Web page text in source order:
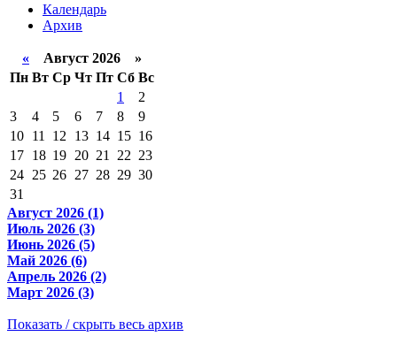
Календарь
Архив
« Август 2026 »
Пн Вт Ср Чт Пт Сб Вс
1
2
3
4 5 6 7 8
9
10 11 12 13 14 15 16
17 18 19 20 21 22 23
24 25 26 27 28 29 30
31
Август 2026 (1)
Июль 2026 (3)
Июнь 2026 (5)
Май 2026 (6)
Апрель 2026 (2)
Март 2026 (3)
Показать / скрыть весь архив